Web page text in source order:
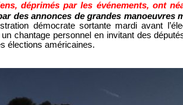
déprimés par les événements, ont
des annonces de grandes manoeuvres
démocrate sortante mardi avant
chantage personnel en invitant des
élections américaines.